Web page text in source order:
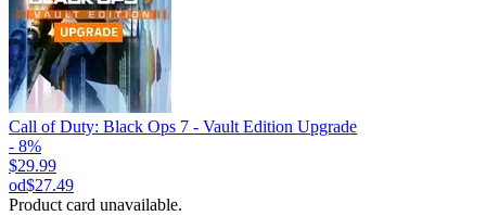
Call of Duty: Black Ops 7 - Vault Edition Upgrade
- 8%
$29.99
od$27.49
Product card unavailable.